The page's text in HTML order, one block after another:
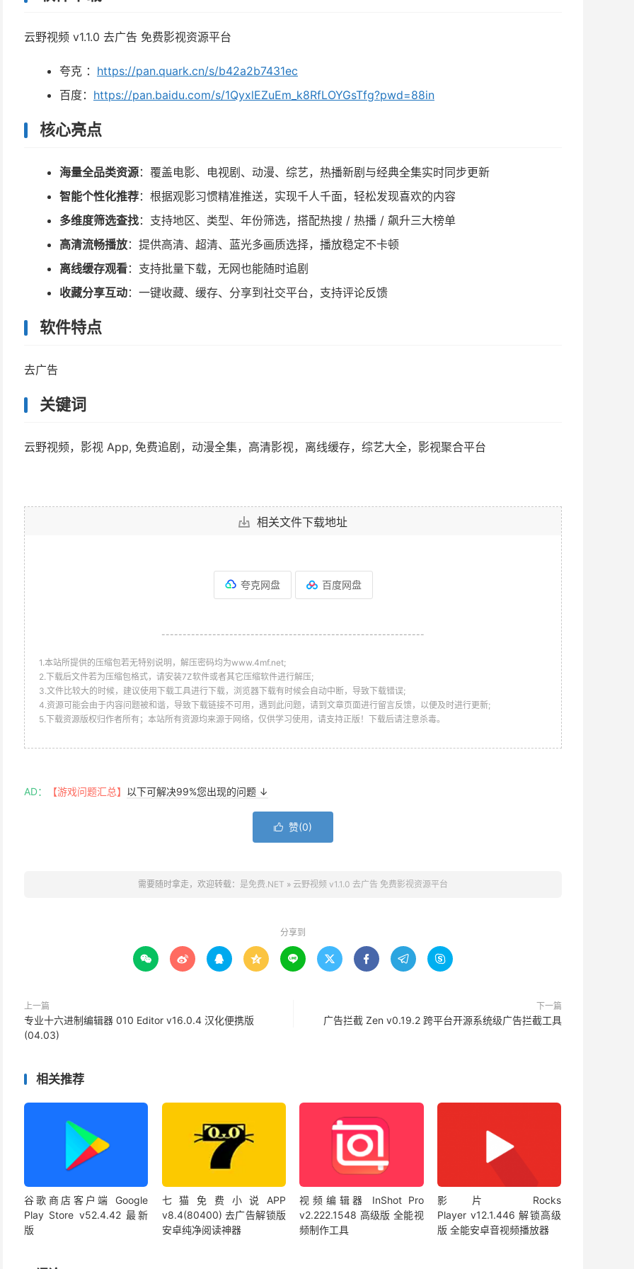
云野视频 v1.1.0 去广告 免费影视资源平台
夸克 ： https://pan.quark.cn/s/b42a2b7431ec
百度： https://pan.baidu.com/s/1QyxlEZuEm_k8RfLOYGsTfg?pwd=88in
核心亮点
海量全品类资源：覆盖电影、电视剧、动漫、综艺，热播新剧与经典全集实时同步更新
智能个性化推荐：根据观影习惯精准推送，实现千人千面，轻松发现喜欢的内容
多维度筛选查找：支持地区、类型、年份筛选，搭配热搜 / 热播 / 飙升三大榜单
高清流畅播放：提供高清、超清、蓝光多画质选择，播放稳定不卡顿
离线缓存观看：支持批量下载，无网也能随时追剧
收藏分享互动：一键收藏、缓存、分享到社交平台，支持评论反馈
软件特点
去广告
关键词
云野视频，影视 App, 免费追剧，动漫全集，高清影视，离线缓存，综艺大全，影视聚合平台
相关文件下载地址
夸克网盘 百度网盘
--------------------------------------------------------------
1.本站所提供的压缩包若无特别说明，解压密码均为www.4mf.net;
2.下载后文件若为压缩包格式，请安装7Z软件或者其它压缩软件进行解压;
3.文件比较大的时候，建议使用下载工具进行下载，浏览器下载有时候会自动中断，导致下载错误;
4.资源可能会由于内容问题被和谐，导致下载链接不可用，遇到此问题，请到文章页面进行留言反馈，以便及时进行更新;
5.下载资源版权归作者所有；本站所有资源均来源于网络，仅供学习使用，请支持正版！下载后请注意杀毒。
AD： 【游戏问题汇总】 以下可解决99%您出现的问题 ↓
 赞(0)
需要随时拿走，欢迎转载： 是免费.NET » 云野视频 v1.1.0 去广告 免费影视资源平台
分享到
        
上一篇
专业十六进制编辑器 010 Editor v16.0.4 汉化便携版
(04.03)
下一篇
广告拦截 Zen v0.19.2 跨平台开源系统级广告拦截工具
相关推荐
谷歌商店客户端 Google
Play Store v52.4.42 最新
版
七猫免费小说APP
v8.4(80400) 去广告解锁版
安卓纯净阅读神器
视频编辑器 InShot Pro
v2.222.1548 高级版 全能视
频制作工具
影片 Rocks
Player v12.1.446 解锁高级
版 全能安卓音视频播放器